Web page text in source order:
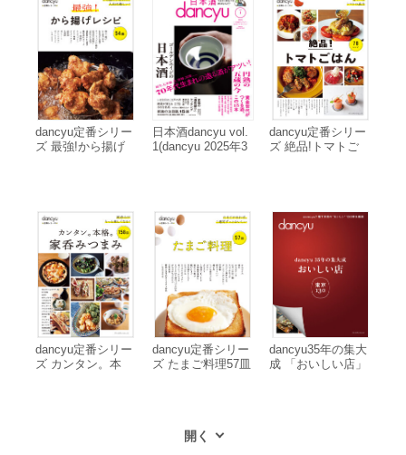
dancyu定番シリー
ズ 最強!から揚げ
日本酒dancyu vol.
1(dancyu 2025年3
dancyu定番シリー
ズ 絶品!トマトご
dancyu定番シリー
ズ カンタン。本
dancyu定番シリー
ズ たまご料理57皿
dancyu35年の集大
成 「おいしい店」